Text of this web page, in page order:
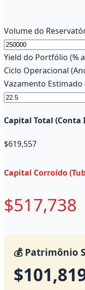
Volume do
Yield do Portfólio (%
Ciclo Operacional
Vazamento
Capital Total (Conta
$619,557
Capital Corroído
$517,738
💰 Patrimônio